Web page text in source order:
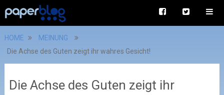
HOME
MEINUNG
Die Achse des Guten zeigt ihr wahres Gesicht!
Die Achse des Guten zeigt ihr